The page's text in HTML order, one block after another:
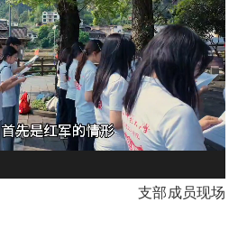
支部成员现场